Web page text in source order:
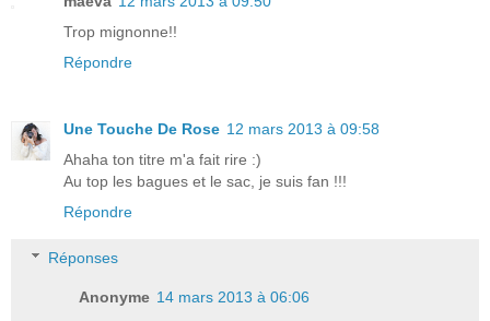
Trop mignonne!!
Répondre
Une Touche De Rose 12 mars 2013 à 09:58
Ahaha ton titre m'a fait rire :)
Au top les bagues et le sac, je suis fan !!!
Répondre
Réponses
Anonyme 14 mars 2013 à 06:06